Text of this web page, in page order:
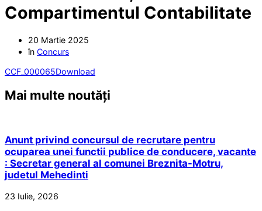
Compartimentul Contabilitate
20 Martie 2025
în Concurs
CCF_000065Download
Mai multe noutăți
Anunt privind concursul de recrutare pentru
ocuparea unei functii publice de conducere, vacante
: Secretar general al comunei Breznita-Motru,
judetul Mehedinti
23 Iulie, 2026